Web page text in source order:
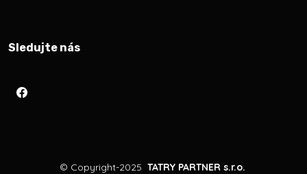
Sledujte nás
© Copyright-2025 TATRY PARTNER s.r.o.